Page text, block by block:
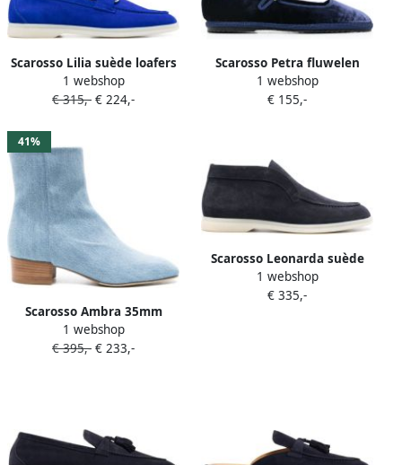
Scarosso Lilia suède loafers
Blauw
1 webshop
€ 315,- € 224,-
Scarosso Petra fluwelen
ballerina's Blauw
1 webshop
€ 155,-
41%
Scarosso Ambra 35mm
denim enkellaarzen Blauw
1 webshop
€ 395,- € 233,-
Scarosso Leonarda suède
enkellaarzen Blauw
1 webshop
€ 335,-